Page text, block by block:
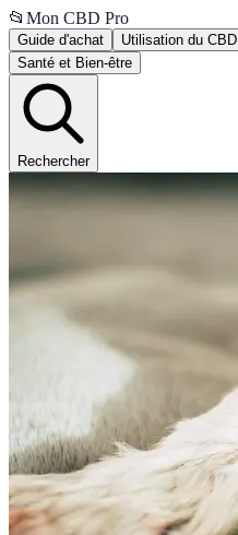
📂 Mon CBD Pro
Guide d'achat Utilisation du CBD
Santé et Bien-être
Rechercher